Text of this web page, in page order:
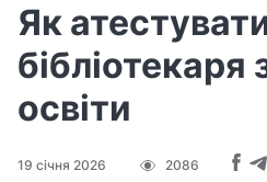
Як
бібліотекаря
освіти
19 січня 2026 2086